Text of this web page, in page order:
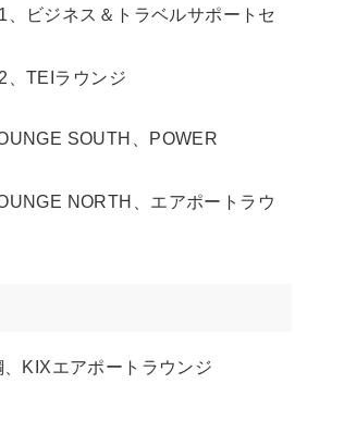
ビジネス＆トラベルサポートセ
、TEIラウンジ
SOUTH、POWER
NORTH、エアポートラウ
KIXエアポートラウンジ